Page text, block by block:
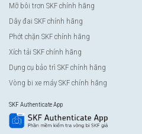
Mỡ bôi trơn SKF chính hãng
Dây đai SKF chính hãng
Phớt chặn SKF chính hãng
Xích tải SKF chính hãng
Dụng cụ bảo trì SKF chính hãng
Vòng bi xe máy SKF chính hãng
SKF Authenticate App